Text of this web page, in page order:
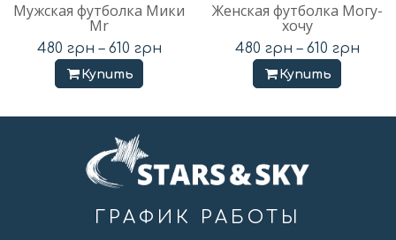
Мужская футболка Мики
Mr
480 грн – 610 грн
Купить
Женская футболка Могу-
хочу
480 грн – 610 грн
Купить
ГРАФИК РАБОТЫ